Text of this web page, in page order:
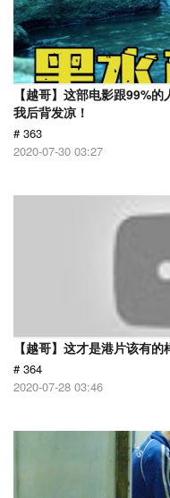
【越哥】这部电影跟99%
我后背发凉！
# 363
2020-07-30 03:27
【越哥】这才是港片该有
# 364
2020-07-28 03:46